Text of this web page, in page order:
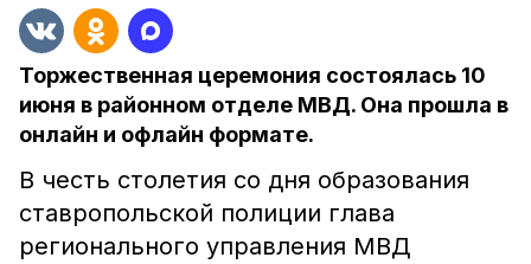
Торжественная церемония состоялась 10
июня в районном отделе МВД. Она прошла в
онлайн и офлайн формате.
В честь столетия со дня образования
ставропольской полиции глава
регионального управления МВД